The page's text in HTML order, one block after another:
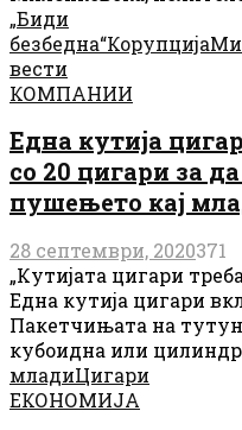
„Биди
безбедна“Корупција
вести
КОМПАНИИ
Една кутија
со 20 цигари за
пушењето кај
28 септември, 2020371
„Кутијата цигари
Една кутија цигари
Пакетчињата на
кубоидна или
младиЦигари
ЕКОНОМИЈА